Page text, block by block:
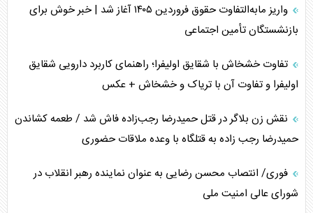
مصالحه نافرجام سعودی – اماراتی
محدودیت صادرات نفت عربستان
پشت‌پرده خشم ترامپ از رسانه‌های منتقد
چگونه مقاومت صحنه جنگ را تغییر می‌دهد؟
جنگ رمضان و معضل حضور نظامیان آمریکایی
تحلیل جامع پدیده تراستی‌ها
واریز مابه‌التفاوت حقوق فروردین ۱۴۰۵ آغاز شد | خبر خوش برای
بازنشستگان تأمین اجتماعی
تفاوت خشخاش با شقایق اولیفرا؛ راهنمای کاربرد دارویی شقایق
اولیفرا و تفاوت آن با تریاک و خشخاش + عکس
نقش زن بلاگر در قتل حمیدرضا رجب‌زاده فاش شد / طعمه کشاندن
حمیدرضا رجب زاده به قتلگاه با وعده ملاقات حضوری
فوری/ انتصاب محسن رضایی به عنوان نماینده رهبر انقلاب در
شورای عالی امنیت ملی